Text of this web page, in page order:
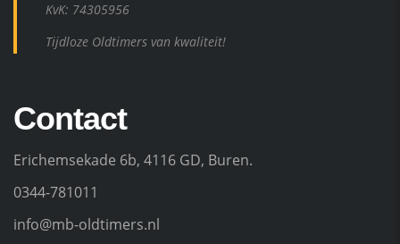
KvK: 74305956
Tijdloze Oldtimers van kwaliteit!
Contact
Erichemsekade 6b, 4116 GD, Buren.
0344-781011
info@mb-oldtimers.nl